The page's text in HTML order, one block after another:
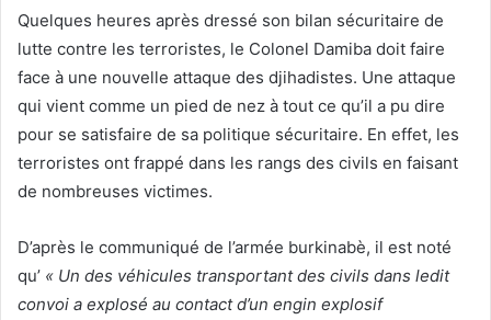
Quelques heures après dressé son bilan sécuritaire de
lutte contre les terroristes, le Colonel Damiba doit faire
face à une nouvelle attaque des djihadistes. Une attaque
qui vient comme un pied de nez à tout ce qu’il a pu dire
pour se satisfaire de sa politique sécuritaire. En effet, les
terroristes ont frappé dans les rangs des civils en faisant
de nombreuses victimes.
D’après le communiqué de l’armée burkinabè, il est noté
qu’ « Un des véhicules transportant des civils dans ledit
convoi a explosé au contact d’un engin explosif